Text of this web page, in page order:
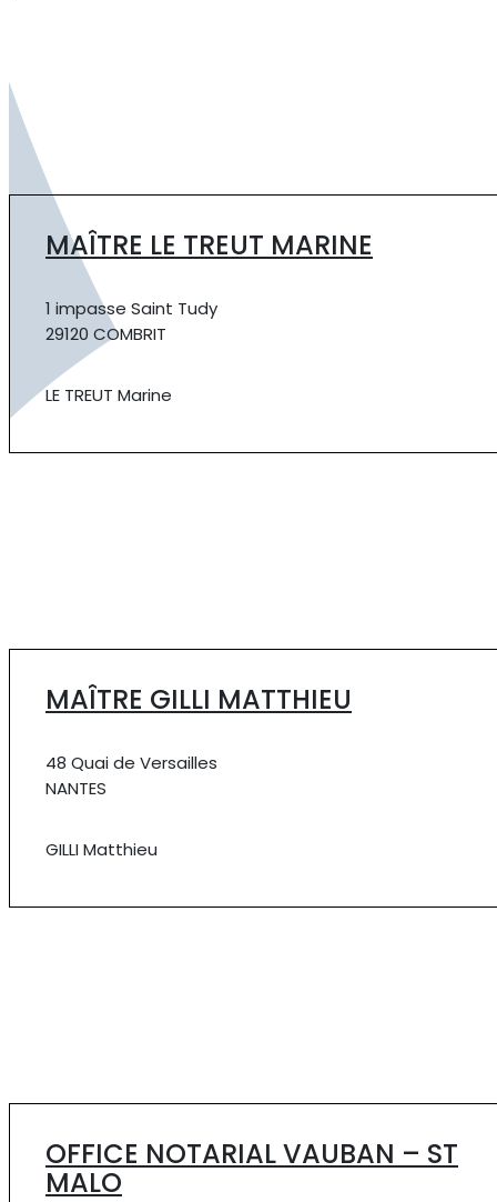
MAÎTRE LE TREUT MARINE
1 impasse Saint Tudy
29120 COMBRIT
LE TREUT Marine
MAÎTRE GILLI MATTHIEU
48 Quai de Versailles
NANTES
GILLI Matthieu
OFFICE NOTARIAL VAUBAN – ST
MALO